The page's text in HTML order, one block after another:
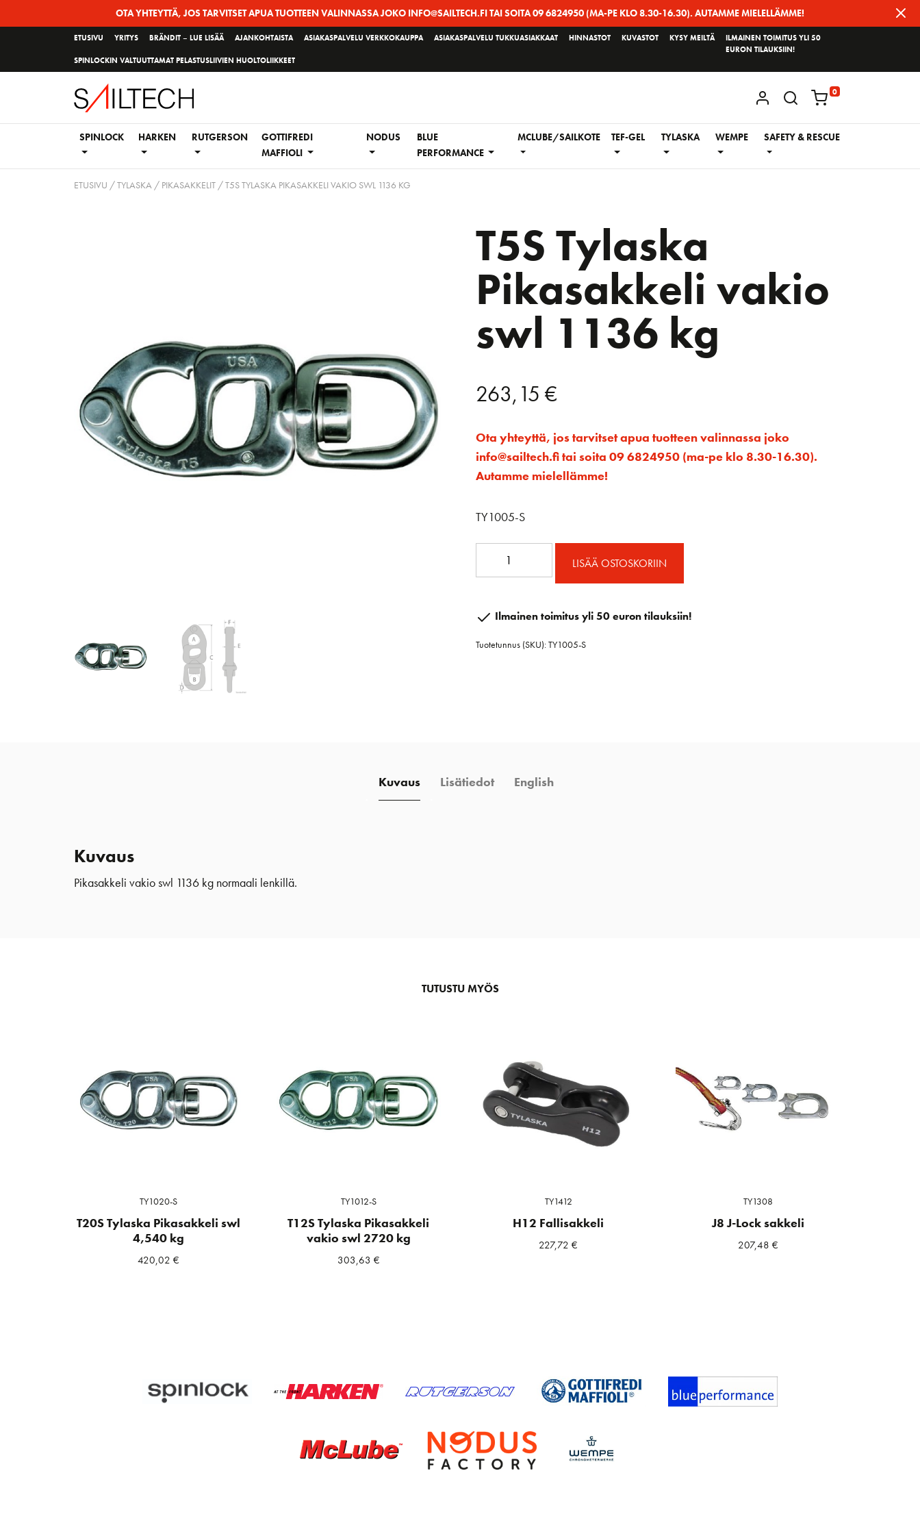
OTA YHTEYTTÄ, JOS TARVITSET APUA TUOTTEEN VALINNASSA JOKO INFO@SAILTECH.FI TAI SOITA 09 6824950 (MA-PE KLO 8.30-16.30). AUTAMME MIELELLÄMME!
ETUSIVU YRITYS BRÄNDIT – LUE LISÄÄ AJANKOHTAISTA ASIAKASPALVELU VERKKOKAUPPA ASIAKASPALVELU TUKKUASIAKKAAT HINNASTOT KUVASTOT KYSY MEILTÄ
SPINLOCKIN VALTUUTTAMAT PELASTUSLIIVIEN HUOLTOLIIKKEET
ILMAINEN TOIMITUS YLI 50
EURON TILAUKSIIN!
KIRJAUDU / REKISTERÖIDY
0
SPINLOCK HARKEN RUTGERSON
GOTTIFREDI
MAFFIOLI
NODUS
BLUE
PERFORMANCE
MCLUBE/SAILKOTE TEF-GEL TYLASKA WEMPE SAFETY & RESCUE
ETUSIVU /TYLASKA/ PIKASAKKELIT/ T5S TYLASKA PIKASAKKELI VAKIO SWL 1136 KG
T5S Tylaska
Pikasakkeli vakio
swl 1136 kg
263,15 €
Ota yhteyttä, jos tarvitset apua tuotteen valinnassa joko
info@sailtech.fi tai soita 09 6824950 (ma-pe klo 8.30-16.30).
Autamme mielellämme!
TY1005-S
vakio
1136
LISÄÄ OSTOSKORIIN
Ilmainen toimitus yli 50 euron tilauksiin!
Tuotetunnus (SKU):TY1005-S
Kuvaus Lisätiedot English
Kuvaus
Pikasakkeli vakio swl 1136 kg normaali lenkillä.
TUTUSTU MYÖS
TY1020-S
T20S Tylaska Pikasakkeli swl
4,540 kg
420,02€
TY1012-S
T12S Tylaska Pikasakkeli
vakio swl 2720 kg
303,63 €
TY1412
H12 Fallisakkeli
227,72€
TY1308
J8 J-Lock sakkeli
207,48 €